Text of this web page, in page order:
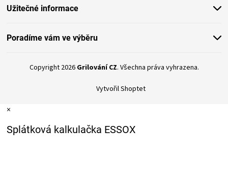
PŘIHLÁŠENÍ
Užitečné informace
Poradíme vám ve výběru
Vytvořil Shoptet
Copyright 2026 Grilování CZ. Všechna práva vyhrazena.
×
Splátková kalkulačka ESSOX